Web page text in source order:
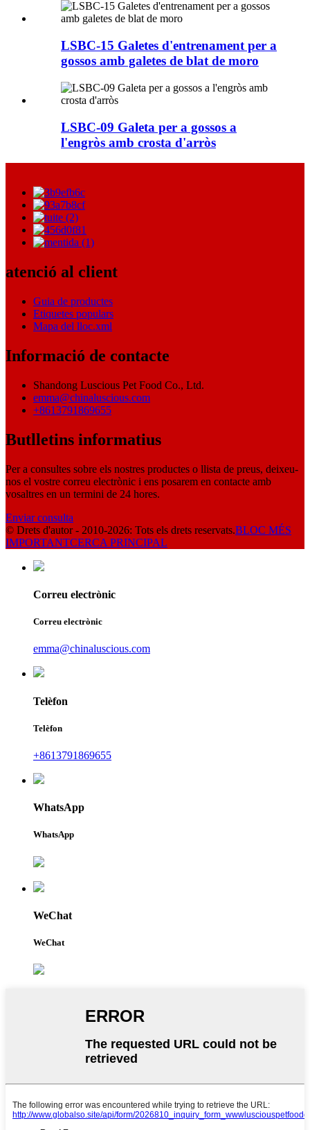
LSBC-15 Galetes d'entrenament per a
gossos amb galetes de blat de moro
LSBC-09 Galeta per a gossos a
l'engròs amb crosta d'arròs
atenció al client
Guia de productes
Etiquetes populars
Mapa del lloc.xml
Informació de contacte
Shandong Luscious Pet Food Co., Ltd.
emma@chinaluscious.com
+8613791869655
Butlletins informatius
Per a consultes sobre els nostres productes o llista de preus, deixeu-
nos el vostre correu electrònic i ens posarem en contacte amb
vosaltres en un termini de 24 hores.
Enviar consulta
© Drets d'autor - 2010-2026: Tots els drets reservats.BLOC MÉS
IMPORTANTCERCA PRINCIPAL
Correu electrònic
Correu electrònic
emma@chinaluscious.com
Telèfon
Telèfon
+8613791869655
WhatsApp
WhatsApp
WeChat
WeChat